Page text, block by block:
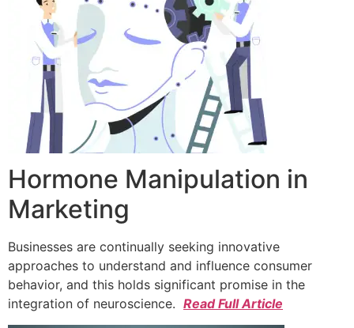
Hormone Manipulation in
Marketing
Businesses are continually seeking innovative
approaches to understand and influence consumer
behavior, and this holds significant promise in the
integration of neuroscience. Read Full Article